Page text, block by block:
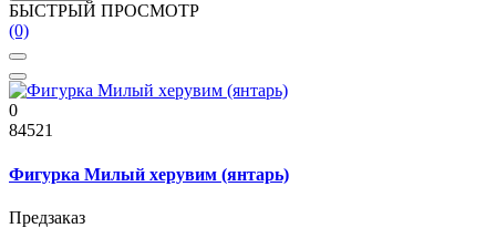
БЫСТРЫЙ ПРОСМОТР
(0)
0
84521
Фигурка Милый херувим (янтарь)
Предзаказ